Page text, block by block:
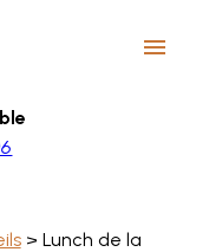
menu
> Lunch de la